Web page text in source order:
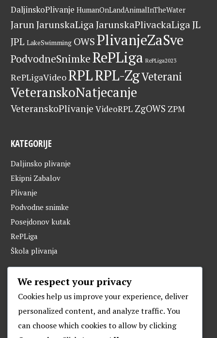
DaljinskoPlivanje HumanOnLandAnimalInTheWater
JarunJarunskaLiga JarunskaPlivackaLiga JL
JPL LakeSwimming OWS PlivanjeZaSve
PodvodneSnimkeRePLiga RePLiga2023
RePLigaVideoRPLRPL-ZgVeterani
VeteranskoNatjecanje
VeteranskoPlivanje VideoRPL ZgOWS ZPM
KATEGORIJE
Daljinsko plivanje
Ekipni Zabalov
Plivanje
Podvodne snimke
Posejdonov kutak
RePLiga
Škola plivanja
ARHIVA
We respect your privacy
Cookies help us improve your experience, deliver
personalized content, and analyze traffic. You
can choose which cookies to allow by clicking